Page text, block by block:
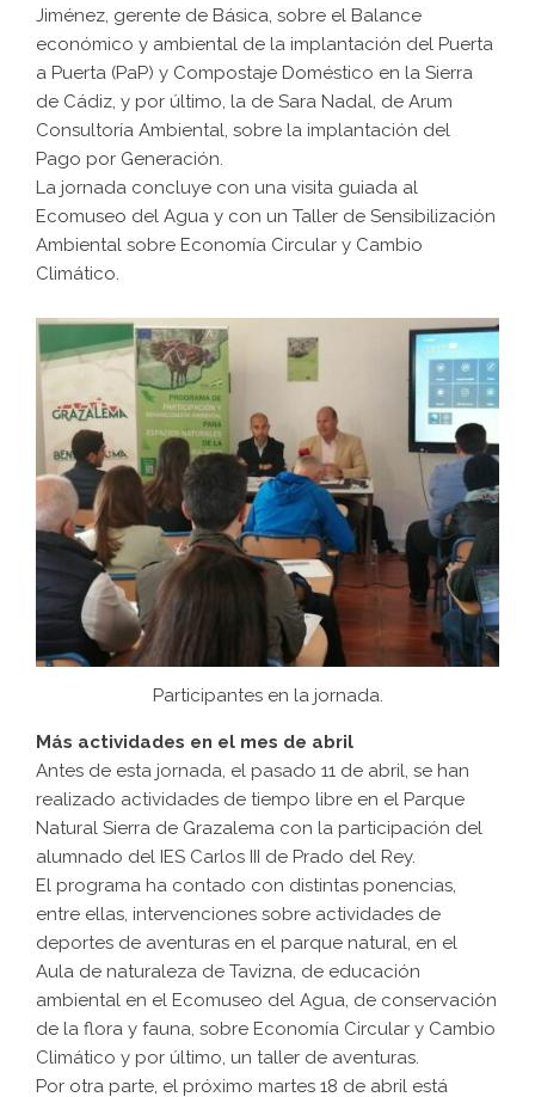
Jiménez, gerente de Básica, sobre el Balance
económico y ambiental de la implantación del Puerta
a Puerta (PaP) y Compostaje Doméstico en la Sierra
de Cádiz, y por último, la de Sara Nadal, de Arum
Consultoría Ambiental, sobre la implantación del
Pago por Generación.
La jornada concluye con una visita guiada al
Ecomuseo del Agua y con un Taller de Sensibilización
Ambiental sobre Economía Circular y Cambio
Climático.
Participantes en la jornada.
Más actividades en el mes de abril
Antes de esta jornada, el pasado 11 de abril, se han
realizado actividades de tiempo libre en el Parque
Natural Sierra de Grazalema con la participación del
alumnado del IES Carlos III de Prado del Rey.
El programa ha contado con distintas ponencias,
entre ellas, intervenciones sobre actividades de
deportes de aventuras en el parque natural, en el
Aula de naturaleza de Tavizna, de educación
ambiental en el Ecomuseo del Agua, de conservación
de la flora y fauna, sobre Economía Circular y Cambio
Climático y por último, un taller de aventuras.
Por otra parte, el próximo martes 18 de abril está